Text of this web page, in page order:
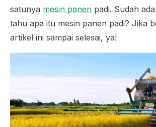
satunya mesin panen padi. Sudah
tahu apa itu mesin panen padi? Jika
artikel ini sampai selesai, ya!